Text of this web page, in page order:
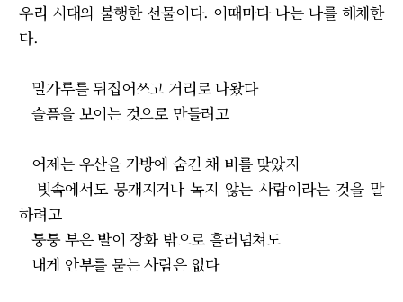
우리 시대의 불행한 선물이다. 이때마다 나는 나를 해체한
다.
밀가루를 뒤집어쓰고 거리로 나왔다
슬픔을 보이는 것으로 만들려고
어제는 우산을 가방에 숨긴 채 비를 맞았지
빗속에서도 뭉개지거나 녹지 않는 사람이라는 것을 말
하려고
퉁퉁 부은 발이 장화 밖으로 흘러넘쳐도
내게 안부를 묻는 사람은 없다